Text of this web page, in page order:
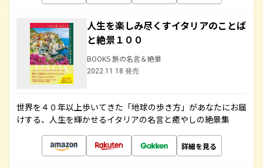
人生を楽しみ尽くすイタリアのことば
と絶景１００
BOOKS 旅の名言＆絶景
2022.11.18 発売
世界を４０年以上歩いてきた「地球の歩き方」があなたにお届
けする、人生を輝かせるイタリアの名言と癒やしの絶景集
詳細を見る